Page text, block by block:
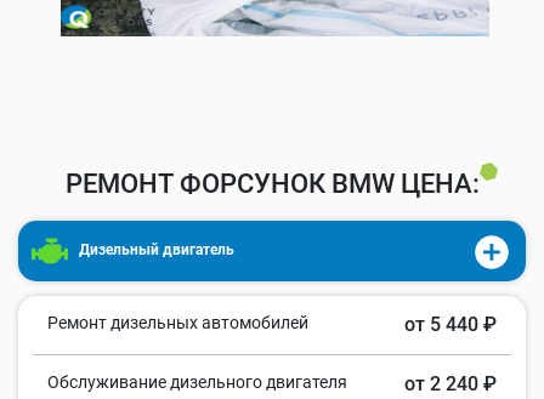
РЕМОНТ ФОРСУНОК BMW ЦЕНА:
Дизельный двигатель
Ремонт дизельных автомобилей от 5 440 ₽
Обслуживание дизельного двигателя от 2 240 ₽